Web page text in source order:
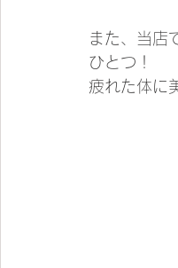
また、当店
ひとつ！
疲れた体に